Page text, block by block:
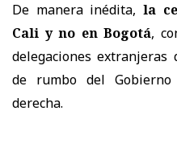
De manera inédita,la
Cali y no en Bogotá,
delegaciones
de rumbo del
derecha.